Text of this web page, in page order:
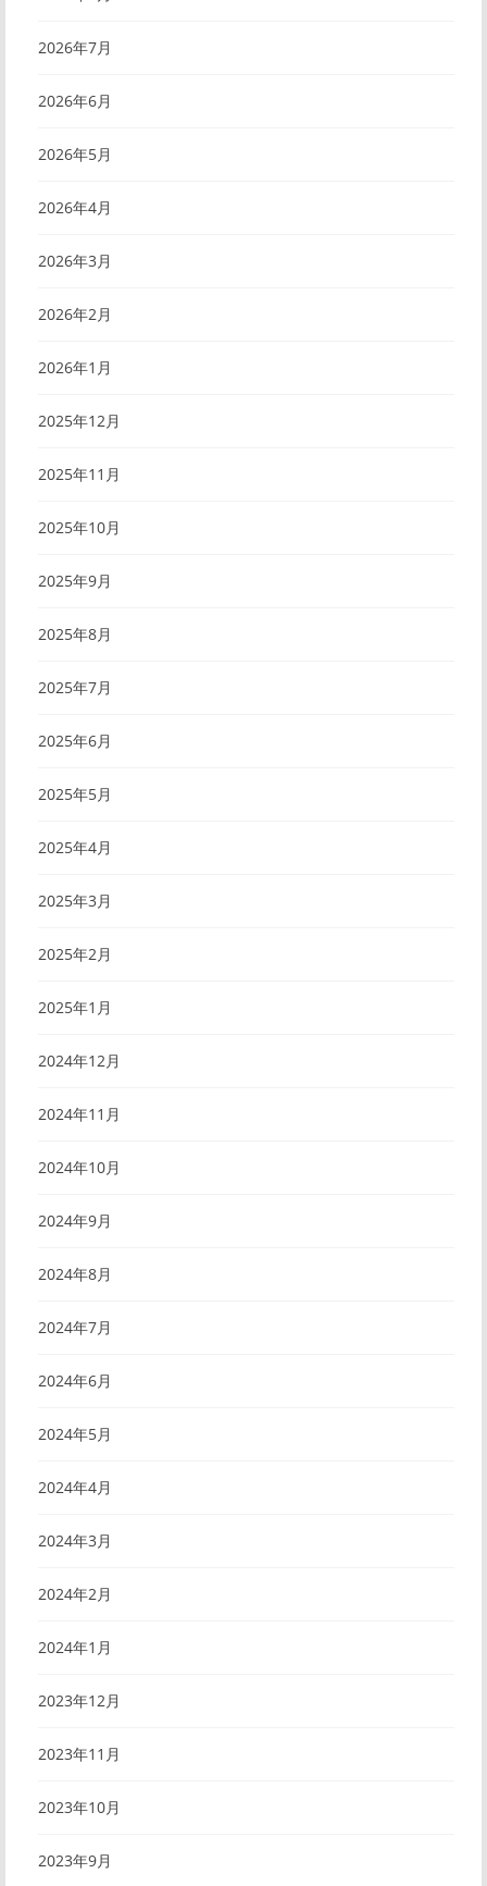
2026年7月
2026年6月
2026年5月
2026年4月
2026年3月
2026年2月
2026年1月
2025年12月
2025年11月
2025年10月
2025年9月
2025年8月
2025年7月
2025年6月
2025年5月
2025年4月
2025年3月
2025年2月
2025年1月
2024年12月
2024年11月
2024年10月
2024年9月
2024年8月
2024年7月
2024年6月
2024年5月
2024年4月
2024年3月
2024年2月
2024年1月
2023年12月
2023年11月
2023年10月
2023年9月